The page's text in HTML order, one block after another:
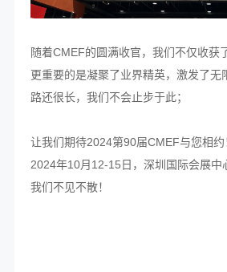
随着CMEF的圆满收官，我们不仅收获
更重要的是凝聚了业界精英，激发了无
路还很长，我们不会止步于此；
让我们期待2024第90届CMEF与您相约
2024年10月12-15日，深圳国际会展中
我们不见不散！